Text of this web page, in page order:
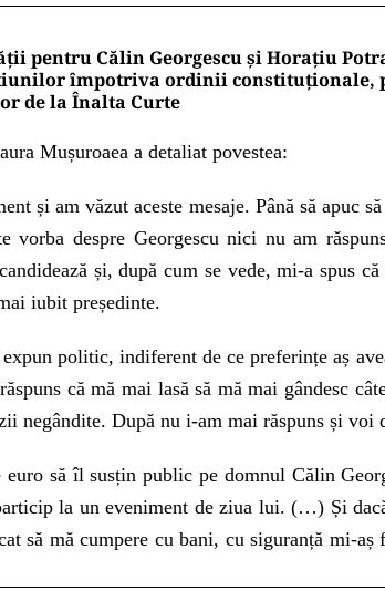
pentru Călin Georgescu și Horațiu
împotriva ordinii constituționale,
de la Înalta Curte
Mușuroaea a detaliat povestea:
și am văzut aceste mesaje. Până să apuc
vorba despre Georgescu nici nu am
și, după cum se vede, mi-a spus
iubit președinte.
politic, indiferent de ce preferințe aș
că mă mai lasă să mă mai gândesc
negândite. După nu i-am mai răspuns și voi
să îl susțin public pe domnul Călin
la un eveniment de ziua lui. (…) Și
să mă cumpere cu bani, cu siguranță mi-aș